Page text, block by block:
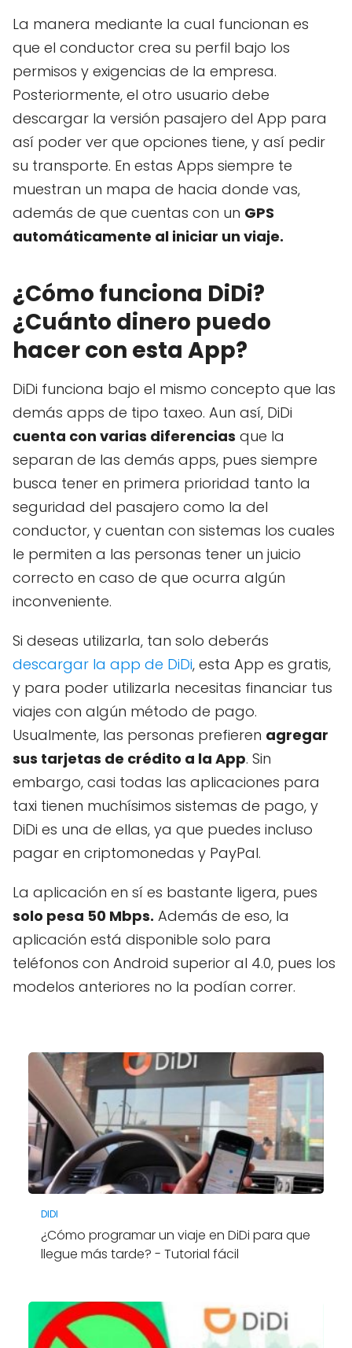
La manera mediante la cual funcionan es
que el conductor crea su perfil bajo los
permisos y exigencias de la empresa.
Posteriormente, el otro usuario debe
descargar la versión pasajero del App para
así poder ver que opciones tiene, y así pedir
su transporte. En estas Apps siempre te
muestran un mapa de hacia donde vas,
además de que cuentas con un GPS
automáticamente al iniciar un viaje.
¿Cómo funciona DiDi?
¿Cuánto dinero puedo
hacer con esta App?
DiDi funciona bajo el mismo concepto que las
demás apps de tipo taxeo. Aun así, DiDi
cuenta con varias diferencias que la
separan de las demás apps, pues siempre
busca tener en primera prioridad tanto la
seguridad del pasajero como la del
conductor, y cuentan con sistemas los cuales
le permiten a las personas tener un juicio
correcto en caso de que ocurra algún
inconveniente.
Si deseas utilizarla, tan solo deberás
descargar la app de DiDi, esta App es gratis,
y para poder utilizarla necesitas financiar tus
viajes con algún método de pago.
Usualmente, las personas prefieren agregar
sus tarjetas de crédito a la App. Sin
embargo, casi todas las aplicaciones para
taxi tienen muchísimos sistemas de pago, y
DiDi es una de ellas, ya que puedes incluso
pagar en criptomonedas y PayPal.
La aplicación en sí es bastante ligera, pues
solo pesa 50 Mbps. Además de eso, la
aplicación está disponible solo para
teléfonos con Android superior al 4.0, pues los
modelos anteriores no la podían correr.
DIDI
¿Cómo programar un viaje en DiDi para que
llegue más tarde? - Tutorial fácil